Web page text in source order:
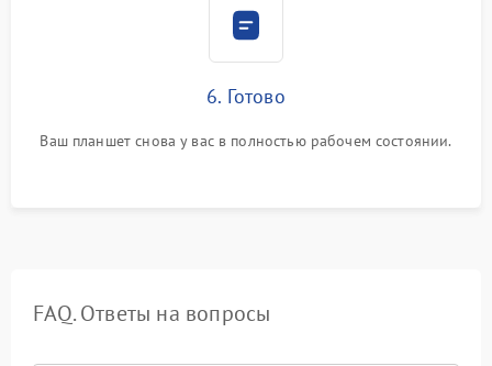
6. Готово
Ваш планшет снова у вас в полностью рабочем состоянии.
FAQ. Ответы на вопросы